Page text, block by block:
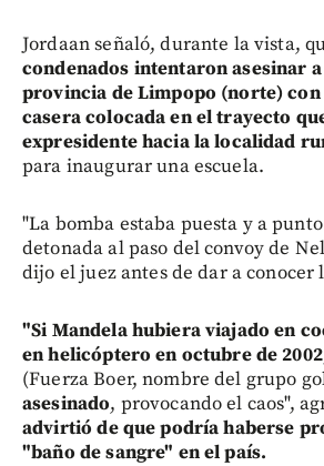
Jordaan señaló, durante la vista,
condenados intentaron asesinar
provincia de Limpopo (norte) con
casera colocada en el trayecto
expresidente hacia la localidad
para inaugurar una escuela.
"La bomba estaba puesta y a
detonada al paso del convoy de
dijo el juez antes de dar a conocer
"Si Mandela hubiera viajado en
en helicóptero en octubre de
(Fuerza Boer, nombre del grupo
asesinado, provocando el caos",
advirtió de que podría haberse
"baño de sangre" en el país.